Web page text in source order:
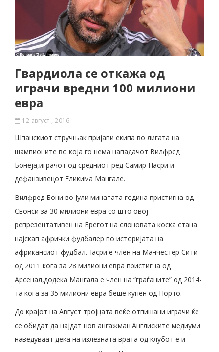
Гвардиола се откажа од
играчи вредни 100 милиони
евра
12 август , 2016
Шпанскиот стручњак пријави екипа во лигата на
шампионите во која го нема нападачот Вилфред
Бонеја,играчот од средниот ред Самир Насри и
дефанзивецот Еликима Мангале.
Вилфред Бони во Јули минатата година пристигна од
Свонси за 30 милиони евра со што овој
репрезентативен на Брегот на слоновата коска стана
најскап афрички фудбалер во историјата на
африкансиот фудбал.Насри е член на Манчестер Сити
од 2011 кога за 28 милиони евра пристигна од
Арсенал,додека Мангала е член на “граѓаните” од 2014-
та кога за 35 милиони евра беше купен од Порто.
До крајот на Август тројцата веќе отпишани играчи ќе
се обидат да најдат нов ангажман.Англиските медиуми
наведуваат дека на излезната врата од клубот е и